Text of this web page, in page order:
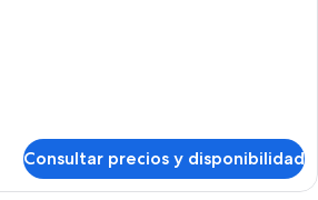
Consultar precios y disponibilidad